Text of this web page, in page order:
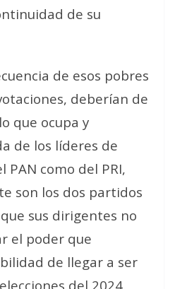
de su
de esos pobres
deberían de
que ocupa y
de los líderes de
como del PRI,
son los dos partidos
sus dirigentes no
el poder que
de llegar a ser
del 2024.